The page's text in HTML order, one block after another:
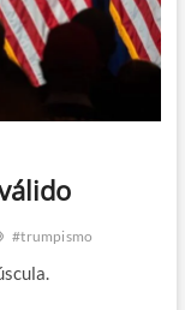
#trumpismo